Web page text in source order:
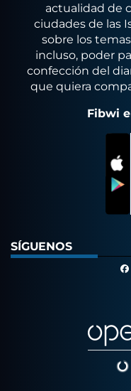
actualidad de
ciudades de las
sobre los
incluso, poder
confección del
que quiera
Fibwi
SÍGUENOS